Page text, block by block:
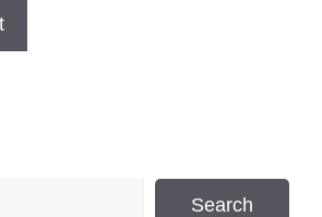
Search